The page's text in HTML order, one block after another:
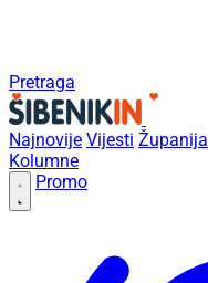
Pretraga
Najnovije Vijesti Županija
Kolumne
Promo